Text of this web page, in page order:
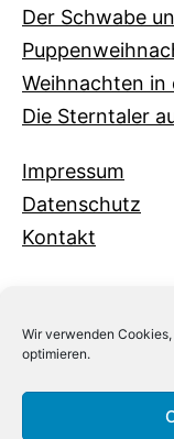
Wir verwenden
optimieren.
Der Schwabe
Weihnachten in
Die Sterntaler
Impressum
Datenschutz
Kontakt